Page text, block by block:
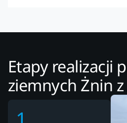
Etapy realizacji
ziemnych Żnin z